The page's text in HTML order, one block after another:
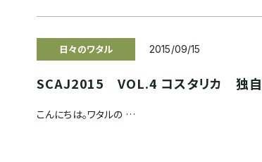
日々のワタル 2015/09/15
SCAJ2015 VOL.4 コスタリカ 独自
こんにちは。ワタルの …